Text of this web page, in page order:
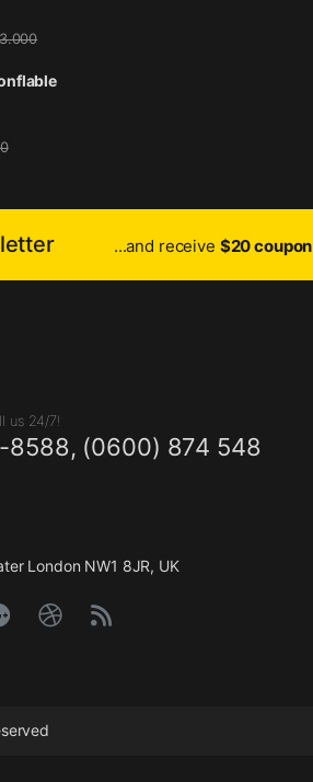
...and receive $20
us 24/7!
8588, (0600) 874 548
London NW1 8JR, UK